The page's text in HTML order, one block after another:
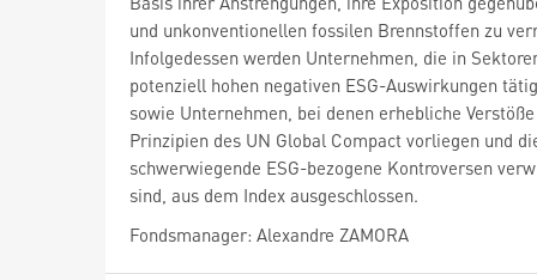
und unkonventionellen fossilen Brennstoffen zu
Infolgedessen werden Unternehmen, die in
potenziell hohen negativen ESG-Auswirkungen
sowie Unternehmen, bei denen erhebliche
Prinzipien des UN Global Compact vorliegen und
schwerwiegende ESG-bezogene Kontroversen
sind, aus dem Index ausgeschlossen.
Fondsmanager: Alexandre ZAMORA